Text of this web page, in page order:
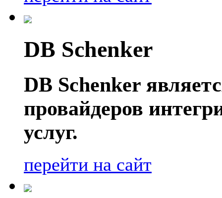
DB Schenker
DB Schenker
провайдеров
услуг.
перейти на сайт